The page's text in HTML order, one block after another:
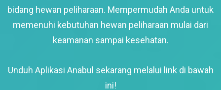
bidang hewan peliharaan. Mempermudah Anda untuk
memenuhi kebutuhan hewan peliharaan mulai dari
keamanan sampai kesehatan.
Unduh Aplikasi Anabul sekarang melalui link di bawah
ini!